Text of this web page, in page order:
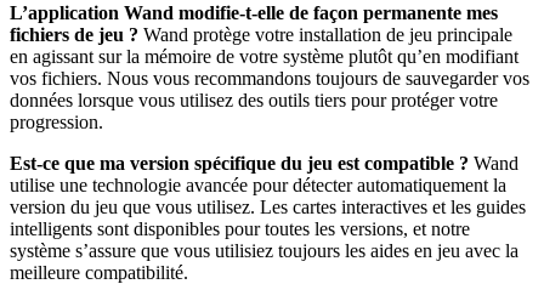
L’application Wand modifie-t-elle de façon permanente mes
fichiers de jeu ? Wand protège votre installation de jeu principale
en agissant sur la mémoire de votre système plutôt qu’en modifiant
vos fichiers. Nous vous recommandons toujours de sauvegarder vos
données lorsque vous utilisez des outils tiers pour protéger votre
progression.
Est-ce que ma version spécifique du jeu est compatible ? Wand
utilise une technologie avancée pour détecter automatiquement la
version du jeu que vous utilisez. Les cartes interactives et les guides
intelligents sont disponibles pour toutes les versions, et notre
système s’assure que vous utilisiez toujours les aides en jeu avec la
meilleure compatibilité.